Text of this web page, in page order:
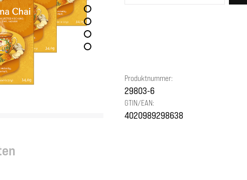
Produktnummer:
29803-6
GTIN/EAN:
4020989298638